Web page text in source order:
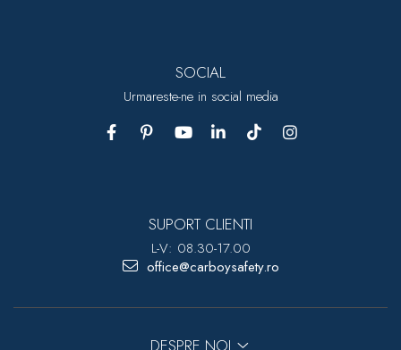
SOCIAL
Urmareste-ne in social media
SUPORT CLIENTI
L-V: 08.30-17.00
office@carboysafety.ro
DESPRE NOI